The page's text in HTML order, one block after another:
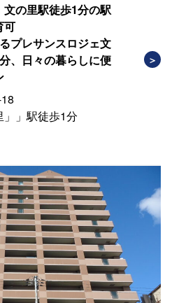
の里駅徒歩1分の駅
可
プレサンスロジェ文
、日々の暮らしに便
」駅徒歩1分